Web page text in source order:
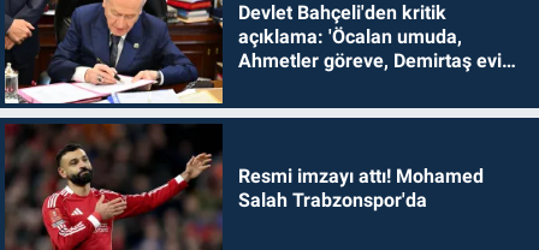
Devlet Bahçeli'den kritik
açıklama: 'Öcalan umuda,
Ahmetler göreve, Demirtaş evine
Resmi imzayı attı! Mohamed
Salah Trabzonspor'da